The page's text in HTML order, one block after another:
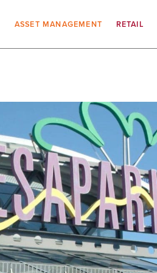
ASSET MANAGEMENT RETAIL